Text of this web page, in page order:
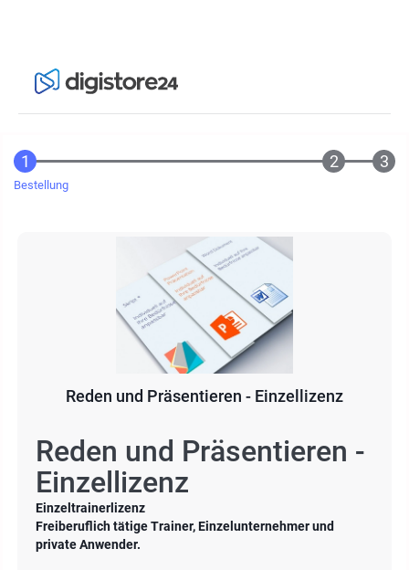
Bestellung
Reden und Präsentieren - Einzellizenz
Reden und Präsentieren -
Einzellizenz
Einzeltrainerlizenz
Freiberuflich tätige Trainer, Einzelunternehmer und
private Anwender.